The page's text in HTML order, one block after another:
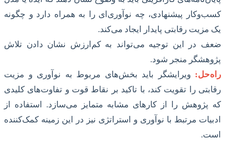
کسب‌وکار پیشنهادی، چه نوآوری‌ای را به همراه دارد و چگونه
یک مزیت رقابتی پایدار ایجاد می‌کند.
ضعف در این توجیه می‌تواند به کم‌ارزش نشان دادن تلاش
پژوهشگر منجر شود.
راه‌حل: ویرایشگر باید بخش‌های مربوط به نوآوری و مزیت
رقابتی را تقویت کند، با تاکید بر نقاط قوت و تفاوت‌های کلیدی
که پژوهش را از کارهای مشابه متمایز می‌سازد. استفاده از
ادبیات مرتبط با نوآوری و استراتژی نیز در این زمینه کمک‌کننده
است.